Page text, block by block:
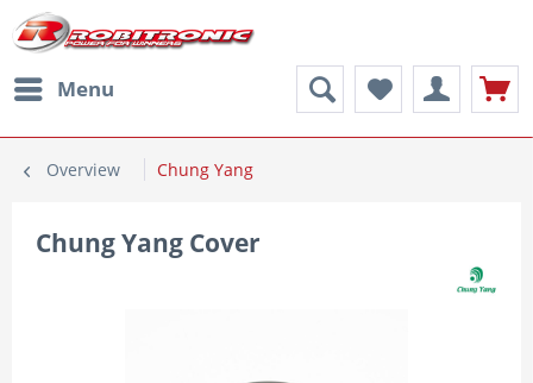
Menu
Overview Chung Yang
Chung Yang Cover